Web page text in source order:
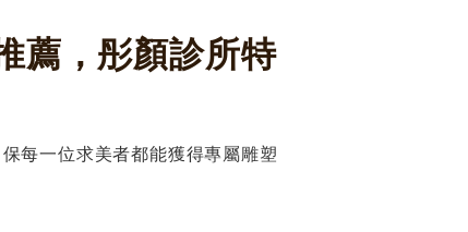
薦，彤顏診所特
每一位求美者都能獲得專屬雕塑